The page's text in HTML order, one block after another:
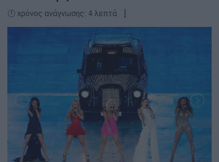
🕛 χρόνος ανάγνωσης: 4 λεπτά ┋